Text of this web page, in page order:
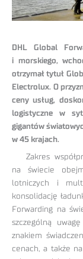
DHL Global
i morskiego,
otrzymał tytuł
Electrolux. O
ceny usług,
logistyczne w
gigantów
w 45 krajach.
Zakres
na świecie
lotniczych i
konsolidację
Forwarding na
szczególną
znakiem
cenach, a także